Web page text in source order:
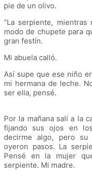
pie de un olivo.
”La serpiente,
modo de chupete para
gran festín.
Mi abuela calló.
Así supe que ese niño
mi hermana de leche.
ser ella, pensé.
Por la mañana salí a la
fijando sus ojos en
decirme algo, pero su
oyeron pasos. La
Pensé en la mujer
serpiente. Mi madre.